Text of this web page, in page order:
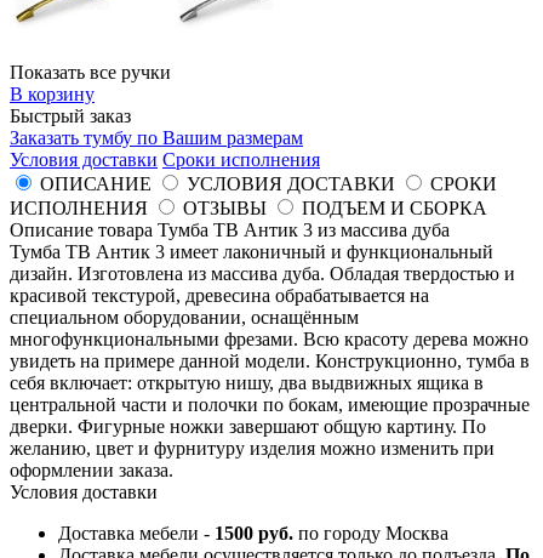
Показать все ручки
В корзину
Быстрый заказ
Заказать тумбу по Вашим размерам
Условия доставки Сроки исполнения
ОПИСАНИЕ
УСЛОВИЯ ДОСТАВКИ
СРОКИ
ИСПОЛНЕНИЯ
ОТЗЫВЫ
ПОДЪЕМ И СБОРКА
Описание товара Тумба ТВ Антик 3 из массива дуба
Тумба ТВ Антик 3 имеет лаконичный и функциональный
дизайн. Изготовлена из массива дуба. Обладая твердостью и
красивой текстурой, древесина обрабатывается на
специальном оборудовании, оснащённым
многофункциональными фрезами. Всю красоту дерева можно
увидеть на примере данной модели. Конструкционно, тумба в
себя включает: открытую нишу, два выдвижных ящика в
центральной части и полочки по бокам, имеющие прозрачные
дверки. Фигурные ножки завершают общую картину. По
желанию, цвет и фурнитуру изделия можно изменить при
оформлении заказа.
Условия доставки
Доставка мебели - 1500 руб. по городу Москва